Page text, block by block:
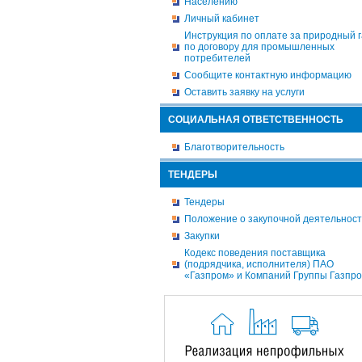
Личный кабинет
Инструкция по оплате за природный
по договору для промышленных
потребителей
Сообщите контактную информацию
Оставить заявку на услуги
СОЦИАЛЬНАЯ ОТВЕТСТВЕННОСТЬ
Благотворительность
ТЕНДЕРЫ
Тендеры
Положение о закупочной
Закупки
Кодекс поведения поставщика
(подрядчика, исполнителя) ПАО
«Газпром» и Компаний Группы